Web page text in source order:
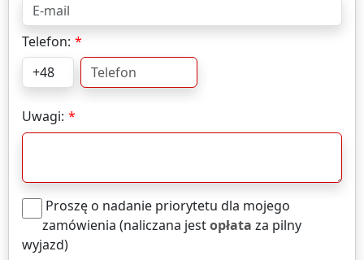
Telefon:
Uwagi:
Proszę o nadanie priorytetu dla mojego
zamówienia (naliczana jestopłata za pilny
wyjazd)